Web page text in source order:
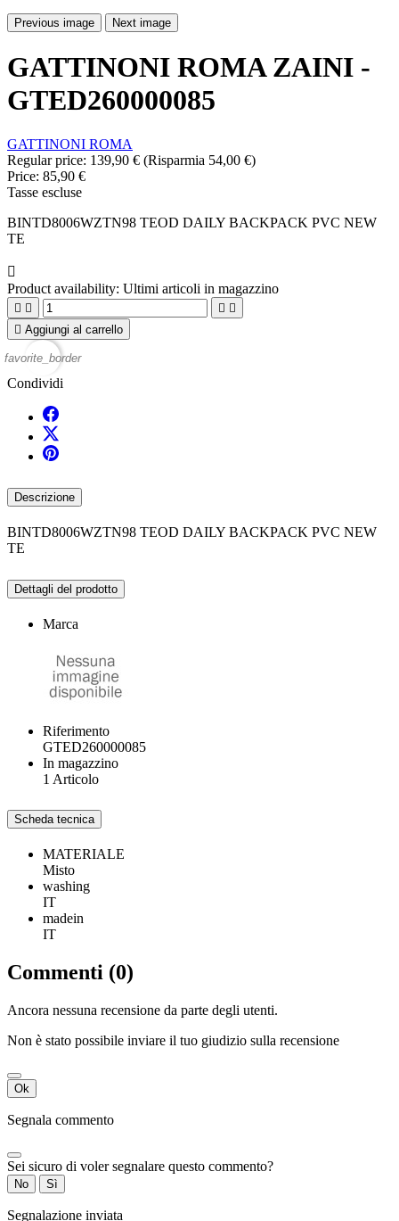
Previous image Next image
GATTINONI ROMA ZAINI -
GTED260000085
GATTINONI ROMA
Regular price: 139,90 € (Risparmia 54,00 €)
Price: 85,90 €
Tasse escluse
BINTD8006WZTN98 TEOD DAILY BACKPACK PVC NEW
TE

Product availability: Ultimi articoli in magazzino
   
 Aggiungi al carrello
favorite_border
Condividi
Descrizione
BINTD8006WZTN98 TEOD DAILY BACKPACK PVC NEW
TE
Dettagli del prodotto
Marca
Riferimento
GTED260000085
In magazzino
1 Articolo
Scheda tecnica
MATERIALE
Misto
washing
IT
madein
IT
Commenti (0)
Ancora nessuna recensione da parte degli utenti.
Non è stato possibile inviare il tuo giudizio sulla recensione
Ok
Segnala commento
Sei sicuro di voler segnalare questo commento?
No Sì
Segnalazione inviata